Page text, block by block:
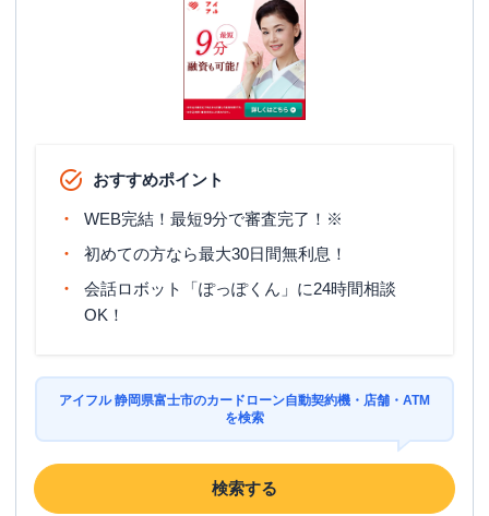
おすすめポイント
WEB完結！最短9分で審査完了！※
初めての方なら最大30日間無利息！
会話ロボット「ぽっぽくん」に24時間相談
OK！
アイフル 静岡県富士市のカードローン自動契約機・店舗・ATM
を検索
検索する